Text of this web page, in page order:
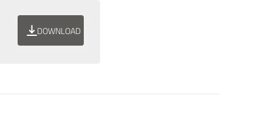
DOWNLOAD